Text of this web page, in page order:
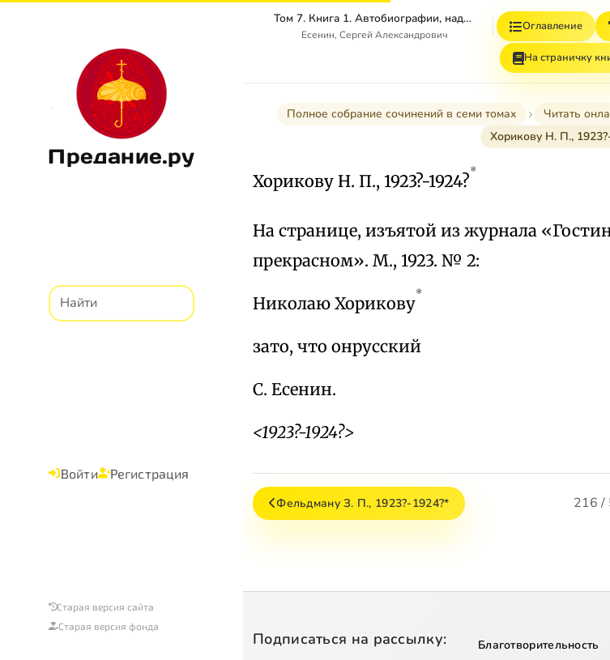
Предание.ру
Войти Регистрация
Старая версия сайта
Старая версия фонда
Том 7. Книга 1. Автобиографии, надписи и др
Есенин, Сергей Александрович
Оглавление
На страничку
Полное собрание сочинений в семи томах Читать
Хорикову Н. П.,
Хорикову Н. П., 1923?-1924?*
На странице, изъятой из журнала
прекрасном». М., 1923. № 2:
Николаю Хорикову*
зато, что онрусский
С. Есенин.
<1923?-1924?>
Фельдману З. П., 1923?-1924?* 216 /
Подписаться на рассылку: Благотворительность